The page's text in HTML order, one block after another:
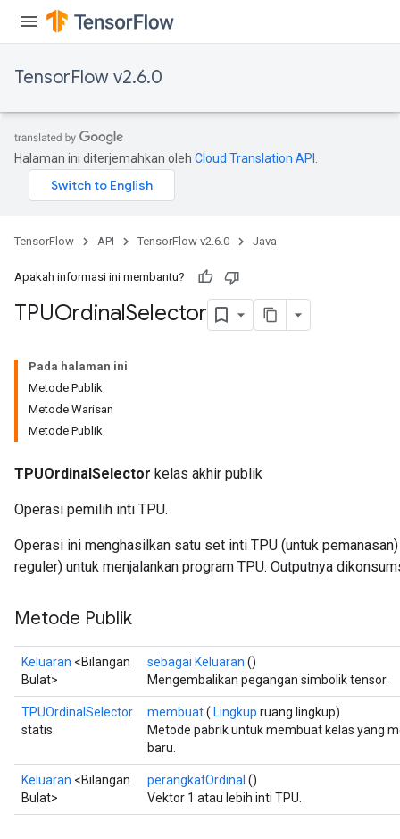
TensorFlow v2.6.0
Halaman ini diterjemahkan oleh Cloud Translation API
TensorFlow API TensorFlow v2.6.0 Java
Apakah informasi ini membantu?
TPUOrdinalSelector
Pada halaman ini
Metode Publik
Metode Warisan
Metode Publik
TPUOrdinalSelector kelas akhir publik
Operasi pemilih inti TPU.
Operasi ini menghasilkan satu set inti TPU (untuk
reguler) untuk menjalankan program TPU. Outputnya
Metode Publik
Keluaran <Bilangan
Bulat>
sebagai Keluaran ()
Mengembalikan pegangan simbolik tensor.
TPUOrdinalSelector
statis
membuat( Lingkup ruang lingkup)
Metode pabrik untuk membuat kelas yang
baru.
Keluaran <Bilangan
Bulat>
perangkatOrdinal ()
Vektor 1 atau lebih inti TPU.